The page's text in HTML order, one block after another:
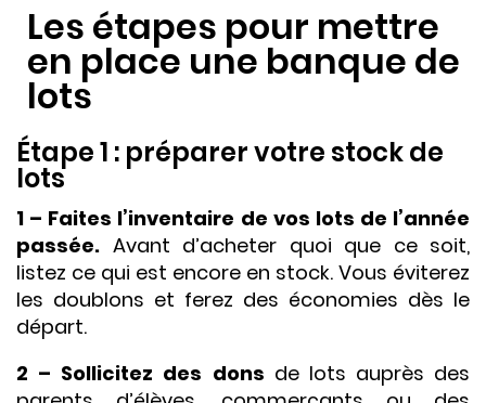
Les étapes pour mettre
en place une banque de
lots
Étape 1 : préparer votre stock de
lots
1 – Faites l’inventaire de vos lots de l’année
passée. Avant d’acheter quoi que ce soit,
listez ce qui est encore en stock. Vous éviterez
les doublons et ferez des économies dès le
départ.
2 – Sollicitez des dons de lots auprès des